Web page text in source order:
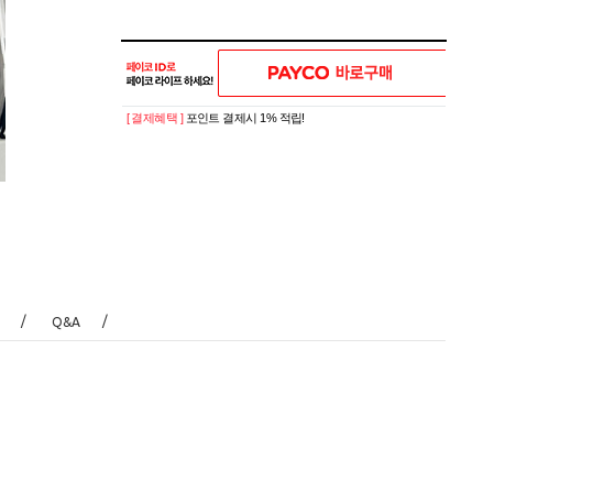
[ 결제혜택 ] 포인트 결제시 1% 적립!
/ Q&A /